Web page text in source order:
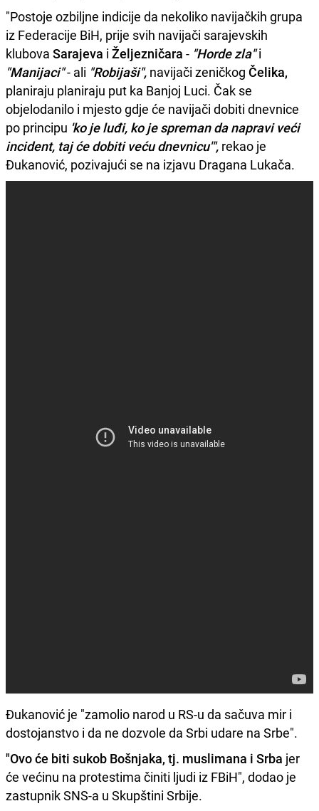
"Postoje ozbiljne indicije da nekoliko navijačkih grupa
iz Federacije BiH, prije svih navijači sarajevskih
klubova Sarajeva i Željezničara - "Horde zla"i
"Manijaci"- ali "Robijaši", navijači zeničkog Čelika,
planiraju planiraju put ka Banjoj Luci. Čak se
objelodanilo i mjesto gdje će navijači dobiti dnevnice
po principu 'ko je luđi, ko je spreman da napravi veći
incident, taj će dobiti veću dnevnicu'", rekao je
Đukanović, pozivajući se na izjavu Dragana Lukača.
Đukanović je "zamolio narod u RS-u da sačuva mir i
dostojanstvo i da ne dozvole da Srbi udare na Srbe".
"Ovo će biti sukob Bošnjaka, tj. muslimana i Srba jer
će većinu na protestima činiti ljudi iz FBiH", dodao je
zastupnik SNS-a u Skupštini Srbije.